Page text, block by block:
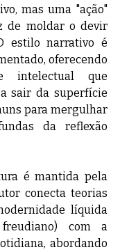
mas uma "ação"
de moldar o devir
estilo narrativo é
oferecendo
intelectual que
sair da superfície
para mergulhar
da reflexão
é mantida pela
conecta teorias
líquida
com a
abordando